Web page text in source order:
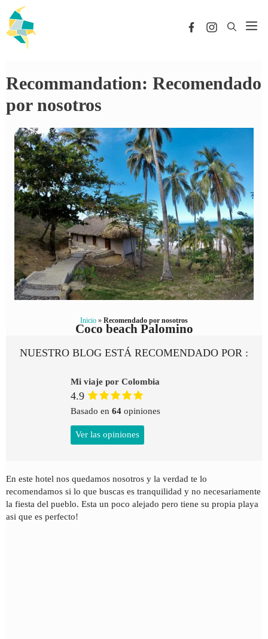
contenido
Recommandation: Recomendado
por nosotros
Inicio » Recomendado por nosotros
Coco beach Palomino
NUESTRO BLOG ESTÁ RECOMENDADO POR :
Mi viaje por Colombia
4.9
Basado en 64 opiniones
Ver las opiniones
En este hotel nos quedamos nosotros y la verdad te lo
recomendamos si lo que buscas es tranquilidad y no necesariamente
la fiesta del pueblo. Esta un poco alejado pero tiene su propia playa
asi que es perfecto!